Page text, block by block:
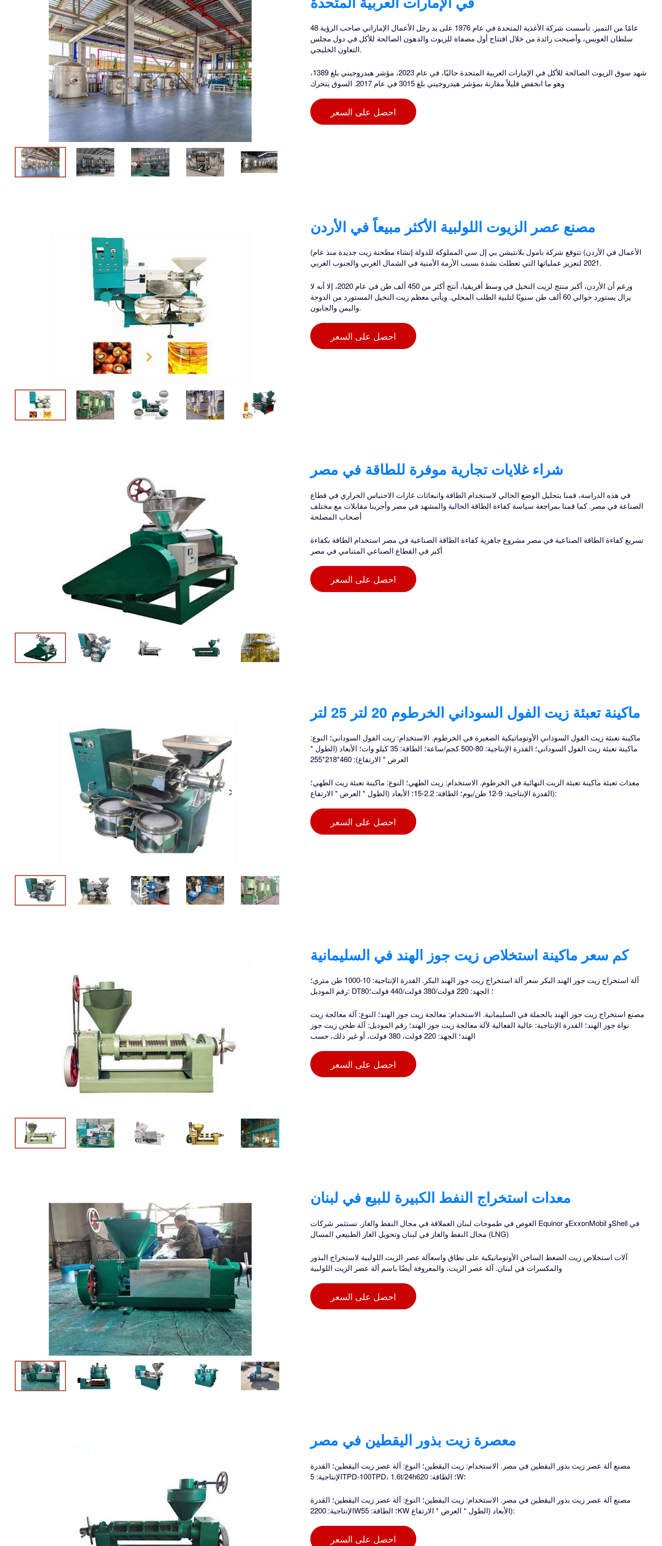
48 عامًا من التميز. تأسست شركة الأغذية المتحدة في عام 1976 على يد رجل الأعمال الإماراتي صاحب الرؤية
سلطان العويس، وأصبحت رائدة من خلال افتتاح أول مصفاة للزيوت والدهون الصالحة للأكل في دول مجلس
التعاون الخليجي.
شهد سوق الزيوت الصالحة للأكل في الإمارات العربية المتحدة حاليًا، في عام 2023، مؤشر هيدروجيني بلغ 1389،
وهو ما انخفض قليلاً مقارنة بمؤشر هيدروجيني بلغ 3015 في عام 2017. السوق يتحرك
احصل على السعر
مصنع عصر الزيوت اللولبية الأكثر مبيعاً في الأردن
(الأعمال في الأردن) تتوقع شركة بامول بلانتيشن بي إل سي المملوكة للدولة إنشاء مطحنة زيت جديدة منذ عام
2021 لتعزيز عملياتها التي تعطلت بشدة بسبب الأزمة الأمنية في الشمال الغربي والجنوب الغربي.
ورغم أن الأردن، أكبر منتج لزيت النخيل في وسط أفريقيا، أنتج أكثر من 450 ألف طن في عام 2020، إلا أنه لا
يزال يستورد حوالي 60 ألف طن سنويًا لتلبية الطلب المحلي. ويأتي معظم زيت النخيل المستورد من الدوحة
واليمن والجابون.
احصل على السعر
شراء غلايات تجارية موفرة للطاقة في مصر
في هذه الدراسة، قمنا بتحليل الوضع الحالي لاستخدام الطاقة وانبعاثات غازات الاحتباس الحراري في قطاع
الصناعة في مصر. كما قمنا بمراجعة سياسة كفاءة الطاقة الحالية والمشهد في مصر وأجرينا مقابلات مع مختلف
أصحاب المصلحة
تسريع كفاءة الطاقة الصناعية في مصر مشروع جاهزية كفاءة الطاقة الصناعية في مصر استخدام الطاقة بكفاءة
أكبر في القطاع الصناعي المتنامي في مصر
احصل على السعر
ماكينة تعبئة زيت الفول السوداني الخرطوم 20 لتر 25 لتر
ماكينة تعبئة زيت الفول السوداني الأوتوماتيكية الصغيرة في الخرطوم. الاستخدام: زيت الفول السوداني؛ النوع:
ماكينة تعبئة زيت الفول السوداني؛ القدرة الإنتاجية: 80-500 كجم/ساعة؛ الطاقة: 35 كيلو وات؛ الأبعاد (الطول *
العرض * الارتفاع): 460*218*255
معدات تعبئة ماكينة تعبئة الزيت النهائية في الخرطوم. الاستخدام: زيت الطهي؛ النوع: ماكينة تعبئة زيت الطهي؛
القدرة الإنتاجية: 9-12 طن/يوم؛ الطاقة: 2.2-15؛ الأبعاد (الطول * العرض * الارتفاع):
احصل على السعر
كم سعر ماكينة استخلاص زيت جوز الهند في السليمانية
آلة استخراج زيت جوز الهند البكر سعر آلة استخراج زيت جوز الهند البكر. القدرة الإنتاجية: 10-1000 طن متري؛
رقم الموديل: DT80؛ الجهد: 220 فولت/380 فولت/440 فولت؛
مصنع استخراج زيت جوز الهند بالجملة في السليمانية. الاستخدام: معالجة زيت جوز الهند؛ النوع: آلة معالجة زيت
نواة جوز الهند؛ القدرة الإنتاجية: عالية الفعالية لآلة معالجة زيت جوز الهند؛ رقم الموديل: آلة طحن زيت جوز
الهند؛ الجهد: 220 فولت، 380 فولت، أو غير ذلك، حسب
احصل على السعر
معدات استخراج النفط الكبيرة للبيع في لبنان
الغوص في طموحات لبنان العملاقة في مجال النفط والغاز. تستثمر شركات Equinor وExxonMobil وShell في
مجال النفط والغاز في لبنان وتحويل الغاز الطبيعي المسال (LNG)
آلات استخلاص زيت الضغط الساخن الأوتوماتيكية على نطاق واسعآلة عصر الزيت اللولبية لاستخراج البذور
والمكسرات في لبنان. آلة عصر الزيت، والمعروفة أيضًا باسم آلة عصر الزيت اللولبية
احصل على السعر
معصرة زيت بذور اليقطين في مصر
مصنع آلة عصر زيت بذور اليقطين في مصر. الاستخدام: زيت اليقطين؛ النوع: آلة عصر زيت اليقطين؛ القدرة
الإنتاجية: 5TPD-100TPD، 1.6t/24h؛ الطاقة: 620W؛
مصنع آلة عصر زيت بذور اليقطين في مصر. الاستخدام: زيت اليقطين؛ النوع: آلة عصر زيت اليقطين؛ القدرة
الإنتاجية: 2200W؛ الطاقة: 55KW الأبعاد (الطول * العرض * الارتفاع):
احصل على السعر